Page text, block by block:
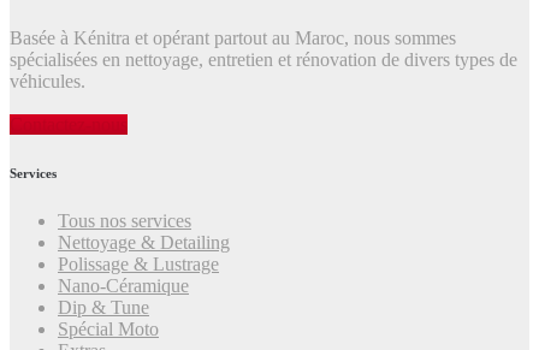
Basée à Kénitra et opérant partout au Maroc, nous sommes
spécialisées en nettoyage, entretien et rénovation de divers types de
véhicules.
Services
Tous nos services
Nettoyage & Detailing
Polissage & Lustrage
Nano-Céramique
Dip & Tune
Spécial Moto